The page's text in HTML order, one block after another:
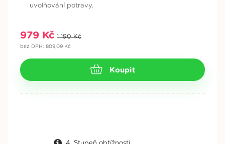
uvolňování potravy.
979 Kč 1 190 Kč
bez DPH: 809,09 Kč
Koupit